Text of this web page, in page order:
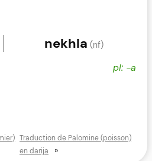
nekhla (nf)
pl: -a
Traduction de Palomine (poisson)
en darija
»